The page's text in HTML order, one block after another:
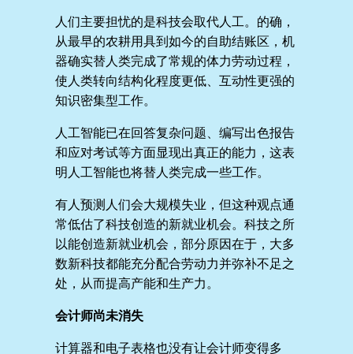
人们主要担忧的是科技会取代人工。的确，
从最早的农耕用具到如今的自助结账区，机
器确实替人类完成了常规的体力劳动过程，
使人类转向结构化程度更低、互动性更强的
知识密集型工作。
人工智能已在回答复杂问题、编写出色报告
和应对考试等方面显现出真正的能力，这表
明人工智能也将替人类完成一些工作。
有人预测人们会大规模失业，但这种观点通
常低估了科技创造的新就业机会。科技之所
以能创造新就业机会，部分原因在于，大多
数新科技都能充分配合劳动力并弥补不足之
处，从而提高产能和生产力。
会计师尚未消失
计算器和电子表格也没有让会计师变得多